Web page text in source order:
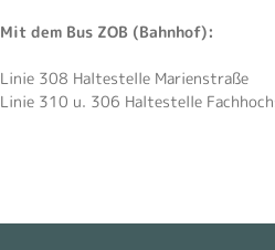
Mit dem Bus ZOB (Bahnhof):
Linie 308 Haltestelle Marienstraße
Linie 310 u. 306 Haltestelle